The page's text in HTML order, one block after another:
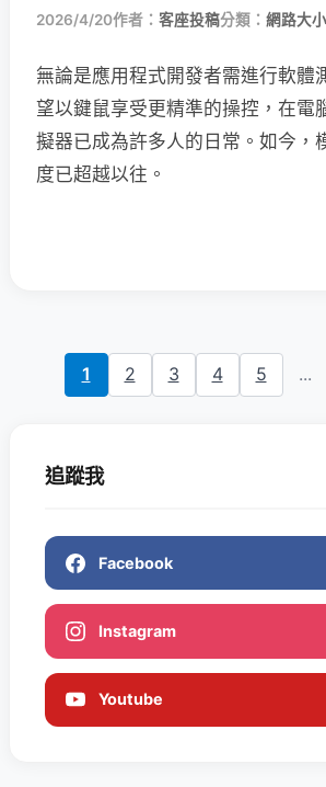
2026/4/20作者： 客座投稿分類： 網路大
無論是應用程式開發者需進行軟體
望以鍵鼠享受更精準的操控，在電
擬器已成為許多人的日常。如今，
度已超越以往。
1 2 3 4 5 ...
追蹤我
Facebook
Instagram
Youtube